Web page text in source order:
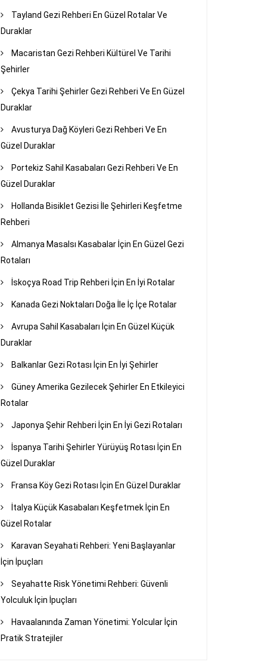
Tayland Gezi Rehberi En Güzel Rotalar Ve
Duraklar
Macaristan Gezi Rehberi Kültürel Ve Tarihi
Şehirler
Çekya Tarihi Şehirler Gezi Rehberi Ve En Güzel
Duraklar
Avusturya Dağ Köyleri Gezi Rehberi Ve En
Güzel Duraklar
Portekiz Sahil Kasabaları Gezi Rehberi Ve En
Güzel Duraklar
Hollanda Bisiklet Gezisi İle Şehirleri Keşfetme
Rehberi
Almanya Masalsı Kasabalar İçin En Güzel Gezi
Rotaları
İskoçya Road Trip Rehberi İçin En İyi Rotalar
Kanada Gezi Noktaları Doğa İle İç İçe Rotalar
Avrupa Sahil Kasabaları İçin En Güzel Küçük
Duraklar
Balkanlar Gezi Rotası İçin En İyi Şehirler
Güney Amerika Gezilecek Şehirler En Etkileyici
Rotalar
Japonya Şehir Rehberi İçin En İyi Gezi Rotaları
İspanya Tarihi Şehirler Yürüyüş Rotası İçin En
Güzel Duraklar
Fransa Köy Gezi Rotası İçin En Güzel Duraklar
İtalya Küçük Kasabaları Keşfetmek İçin En
Güzel Rotalar
Karavan Seyahati Rehberi: Yeni Başlayanlar
İçin İpuçları
Seyahatte Risk Yönetimi Rehberi: Güvenli
Yolculuk İçin İpuçları
Havaalanında Zaman Yönetimi: Yolcular İçin
Pratik Stratejiler